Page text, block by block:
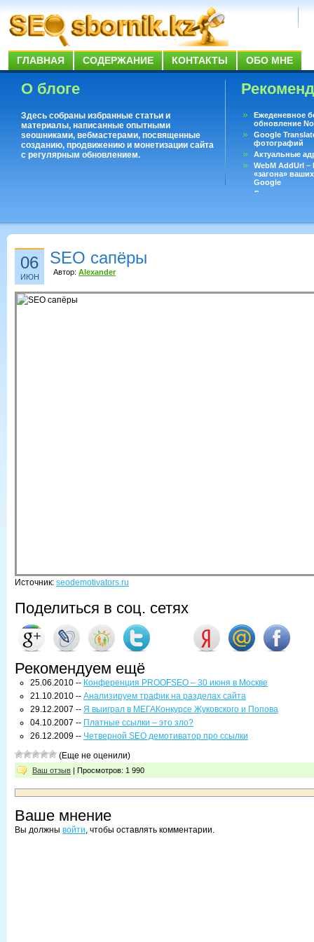
ГЛАВНАЯ СОДЕРЖАНИЕ КОНТАКТЫ ОБО МНЕ
О блоге
Здесь собраны избранные статьи и
материалы, написанные опытными
seoшниками, вебмастерами, посвященные
созданию, продвижению и монетизации сайта
с регулярным обновлением.
Ежеденевное
обновление
Google
фотографий
Актуальные
WebM AddUrl
«загона»
Google
Существует
06
ИЮН
SEO сапёры
Автор: Alexander
Источник: seodemotivators.ru
Поделиться в соц. сетях
Рекомендуем ещё
25.06.2010 -- Конференция PROOFSEO – 30 июня в Москве
21.10.2010 -- Анализируем трафик на разделах сайта
29.12.2007 -- Я выиграл в МЕГАКонкурсе Жуковского и Попова
04.10.2007 -- Платные ссылки – это зло?
26.12.2009 -- Четверной SEO демотиватор про ссылки
(Еще не оценили)
Ваш отзыв | Просмотров: 1 990
Ваше мнение
Вы должны войти, чтобы оставлять комментарии.